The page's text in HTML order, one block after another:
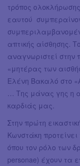
τρόπος
εαυτού
απτικής αίσθησης.
αναγνωριστεί
«μητέρας των
Ελένη Βακαλό στο
… Της μάνας γης η
καρδιάς μας.
Στην πρώτη
Κωνστάκη
όπου τον ρόλο των
personae) έχουν τα